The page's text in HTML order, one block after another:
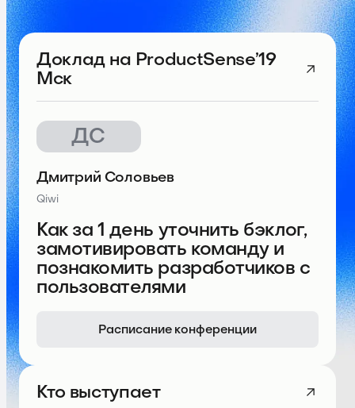
Доклад на ProductSense’19
Мск
ДС
Как за 1 день уточнить бэклог,
замотивировать команду и
познакомить разработчиков с
пользователями
Дмитрий Соловьев
Qiwi
Расписание конференции
Кто выступает